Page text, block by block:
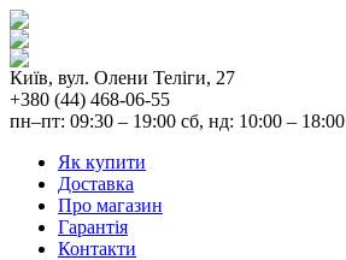
Київ, вул. Олени Теліги, 27
+380 (44) 468-06-55
пн–пт: 09:30 – 19:00 сб, нд: 10:00 – 18:00
Як купити
Доставка
Про магазин
Гарантія
Контакти